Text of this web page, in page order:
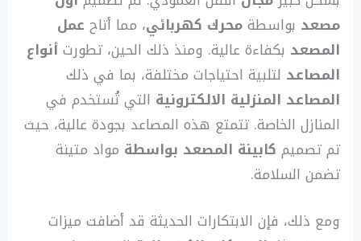
مصعد بواسطةمحرك كهربائي، مما أتاح عمل
المصعد بكفاءة عالية. ومنذ ذلك الحين، تطورت أنواع
المصاعد لتلبية احتياجات مختلفة، بما في ذلك
المصاعد المنزلية الالكترونية التي تُستخدم في
المنازل الخاصة. تتمتع هذه المصاعد بجودة عالية، حيث
تم تصميم كابينة المصعد بواسطة مواد متينة
تضمن السلامة.
ومع ذلك، فإن الابتكارات الحديثة قد أضافت ميزات